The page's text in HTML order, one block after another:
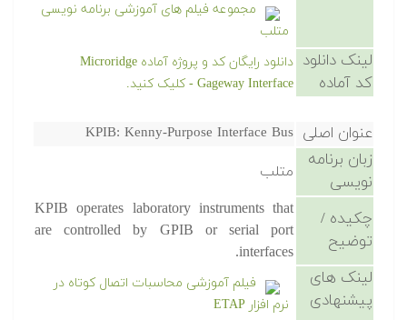
مجموعه فیلم های آموزشی برنامه نویسی
متلب
لینک دانلود
کد آماده
دانلود رایگان کد و پروژه آماده Microridge
Gageway Interface - کلیک کنید.
عنوان اصلی KPIB: Kenny-Purpose Interface Bus
زبان برنامه
نویسی
متلب
چکیده /
توضیح
KPIB operates laboratory instruments that
are controlled by GPIB or serial port
interfaces.
لینک های
پیشنهادی
فیلم آموزشی محاسبات اتصال کوتاه در
نرم افزار ETAP